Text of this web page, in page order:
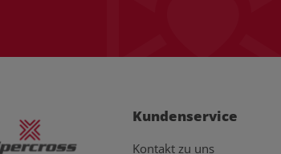
Kundenservice
Kontakt zu uns